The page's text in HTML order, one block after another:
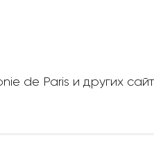
de Paris и других